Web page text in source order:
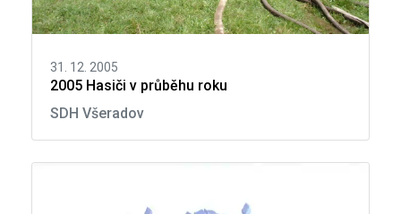
31. 12. 2005
2005 Hasiči v průběhu roku
SDH Všeradov